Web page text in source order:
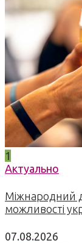
1
Актуально
Міжнародний
можливості
07.08.2026